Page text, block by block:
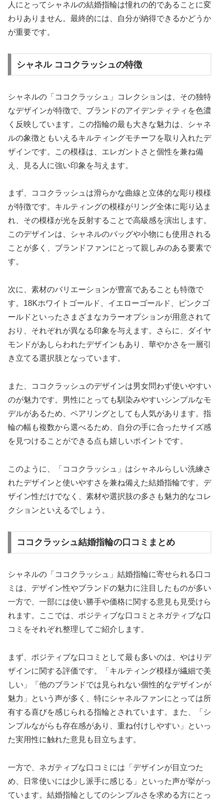
人にとってシャネルの結婚指輪は憧れの的であることに変
わりありません。最終的には、自分が納得できるかどうか
が重要です。
シャネル ココクラッシュの特徴
シャネルの「ココクラッシュ」コレクションは、その独特
なデザインが特徴で、ブランドのアイデンティティを色濃
く反映しています。この指輪の最も大きな魅力は、シャネ
ルの象徴ともいえるキルティングモチーフを取り入れたデ
ザインです。この模様は、エレガントさと個性を兼ね備
え、見る人に強い印象を与えます。
まず、ココクラッシュは滑らかな曲線と立体的な彫り模様
が特徴です。キルティングの模様がリング全体に彫り込ま
れ、その模様が光を反射することで高級感を演出します。
このデザインは、シャネルのバッグや小物にも使用される
ことが多く、ブランドファンにとって親しみのある要素で
す。
次に、素材のバリエーションが豊富であることも特徴で
す。18Kホワイトゴールド、イエローゴールド、ピンクゴ
ールドといったさまざまなカラーオプションが用意されて
おり、それぞれが異なる印象を与えます。さらに、ダイヤ
モンドがあしらわれたデザインもあり、華やかさを一層引
き立てる選択肢となっています。
また、ココクラッシュのデザインは男女問わず使いやすい
のが魅力です。男性にとっても馴染みやすいシンプルなモ
デルがあるため、ペアリングとしても人気があります。指
輪の幅も複数から選べるため、自分の手に合ったサイズ感
を見つけることができる点も嬉しいポイントです。
このように、「ココクラッシュ」はシャネルらしい洗練さ
れたデザインと使いやすさを兼ね備えた結婚指輪です。デ
ザイン性だけでなく、素材や選択肢の多さも魅力的なコレ
クションといえるでしょう。
ココクラッシュ結婚指輪の口コミまとめ
シャネルの「ココクラッシュ」結婚指輪に寄せられる口コ
ミは、デザイン性やブランドの魅力に注目したものが多い
一方で、一部には使い勝手や価格に関する意見も見受けら
れます。ここでは、ポジティブな口コミとネガティブな口
コミをそれぞれ整理してご紹介します。
まず、ポジティブな口コミとして最も多いのは、やはりデ
ザインに関する評価です。「キルティング模様が繊細で美
しい」「他のブランドでは見られない個性的なデザインが
魅力」という声が多く、特にシャネルファンにとっては所
有する喜びを感じられる指輪とされています。また、「シ
ンプルながらも存在感があり、重ね付けしやすい」といっ
た実用性に触れた意見も目立ちます。
一方で、ネガティブな口コミには「デザインが目立つた
め、日常使いには少し派手に感じる」といった声が挙がっ
ています。結婚指輪としてのシンプルさを求める方にとっ